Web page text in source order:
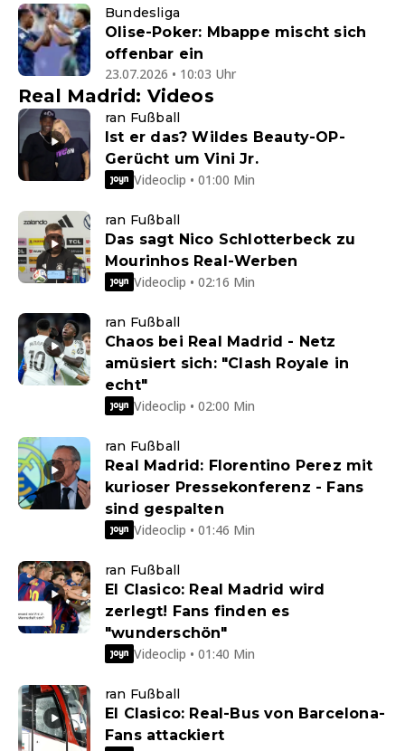
Bundesliga
Olise-Poker: Mbappe mischt sich
offenbar ein
23.07.2026 • 10:03 Uhr
Real Madrid: Videos
ran Fußball
Ist er das? Wildes Beauty-OP-
Gerücht um Vini Jr.
Videoclip • 01:00 Min
ran Fußball
Das sagt Nico Schlotterbeck zu
Mourinhos Real-Werben
Videoclip • 02:16 Min
ran Fußball
Chaos bei Real Madrid - Netz
amüsiert sich: "Clash Royale in
echt"
Videoclip • 02:00 Min
ran Fußball
Real Madrid: Florentino Perez mit
kurioser Pressekonferenz - Fans
sind gespalten
Videoclip • 01:46 Min
ran Fußball
El Clasico: Real Madrid wird
zerlegt! Fans finden es
"wunderschön"
Videoclip • 01:40 Min
ran Fußball
El Clasico: Real-Bus von Barcelona-
Fans attackiert